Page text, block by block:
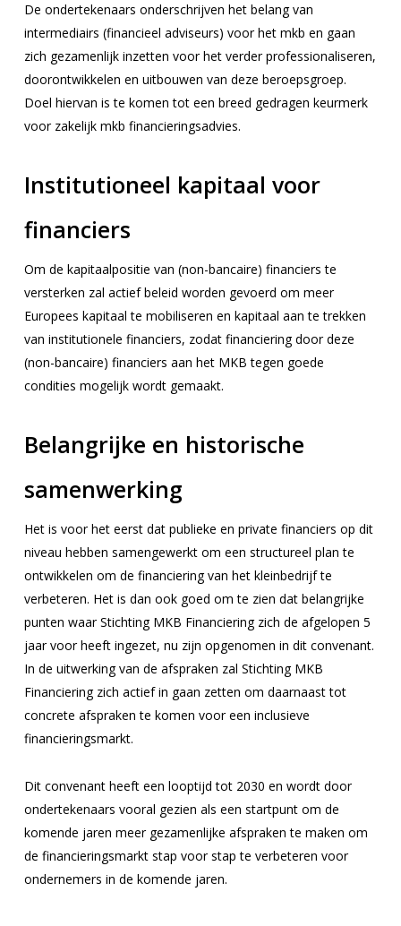
De ondertekenaars onderschrijven het belang van
intermediairs (financieel adviseurs) voor het mkb en gaan
zich gezamenlijk inzetten voor het verder professionaliseren,
doorontwikkelen en uitbouwen van deze beroepsgroep.
Doel hiervan is te komen tot een breed gedragen keurmerk
voor zakelijk mkb financieringsadvies.
Institutioneel kapitaal voor
financiers
Om de kapitaalpositie van (non-bancaire) financiers te
versterken zal actief beleid worden gevoerd om meer
Europees kapitaal te mobiliseren en kapitaal aan te trekken
van institutionele financiers, zodat financiering door deze
(non-bancaire) financiers aan het MKB tegen goede
condities mogelijk wordt gemaakt.
Belangrijke en historische
samenwerking
Het is voor het eerst dat publieke en private financiers op dit
niveau hebben samengewerkt om een structureel plan te
ontwikkelen om de financiering van het kleinbedrijf te
verbeteren. Het is dan ook goed om te zien dat belangrijke
punten waar Stichting MKB Financiering zich de afgelopen 5
jaar voor heeft ingezet, nu zijn opgenomen in dit convenant.
In de uitwerking van de afspraken zal Stichting MKB
Financiering zich actief in gaan zetten om daarnaast tot
concrete afspraken te komen voor een inclusieve
financieringsmarkt.
Dit convenant heeft een looptijd tot 2030 en wordt door
ondertekenaars vooral gezien als een startpunt om de
komende jaren meer gezamenlijke afspraken te maken om
de financieringsmarkt stap voor stap te verbeteren voor
ondernemers in de komende jaren.